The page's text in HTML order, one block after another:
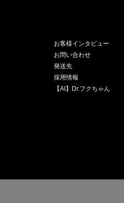
お客様インタビュー
お問い合わせ
発送先
採用情報
【AI】Dr.フクちゃん